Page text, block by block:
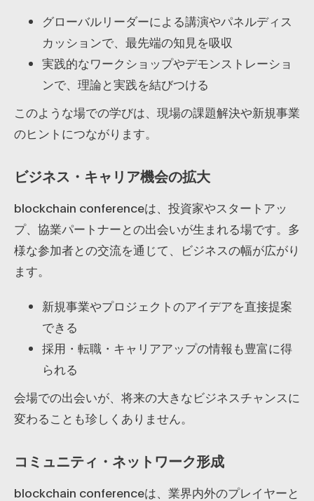
グローバルリーダーによる講演やパネルディス
カッションで、最先端の知見を吸収
実践的なワークショップやデモンストレーショ
ンで、理論と実践を結びつける
このような場での学びは、現場の課題解決や新規事業
のヒントにつながります。
ビジネス・キャリア機会の拡大
blockchain conferenceは、投資家やスタートアッ
プ、協業パートナーとの出会いが生まれる場です。多
様な参加者との交流を通じて、ビジネスの幅が広がり
ます。
新規事業やプロジェクトのアイデアを直接提案
できる
採用・転職・キャリアアップの情報も豊富に得
られる
会場での出会いが、将来の大きなビジネスチャンスに
変わることも珍しくありません。
コミュニティ・ネットワーク形成
blockchain conferenceは、業界内外のプレイヤーと